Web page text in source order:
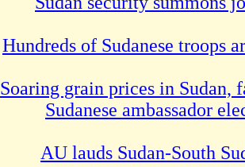
Hundreds of Sudanese troops
Soaring grain prices in Sudan,
Sudanese ambassador
AU lauds Sudan-South